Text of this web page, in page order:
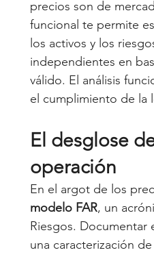
precios son de
funcional te permite
los activos y los
independientes en
válido. El análisis
el cumplimiento de la
El desglose
operación
En el argot de los
modelo FAR, un
Riesgos. Documentar
una caracterización